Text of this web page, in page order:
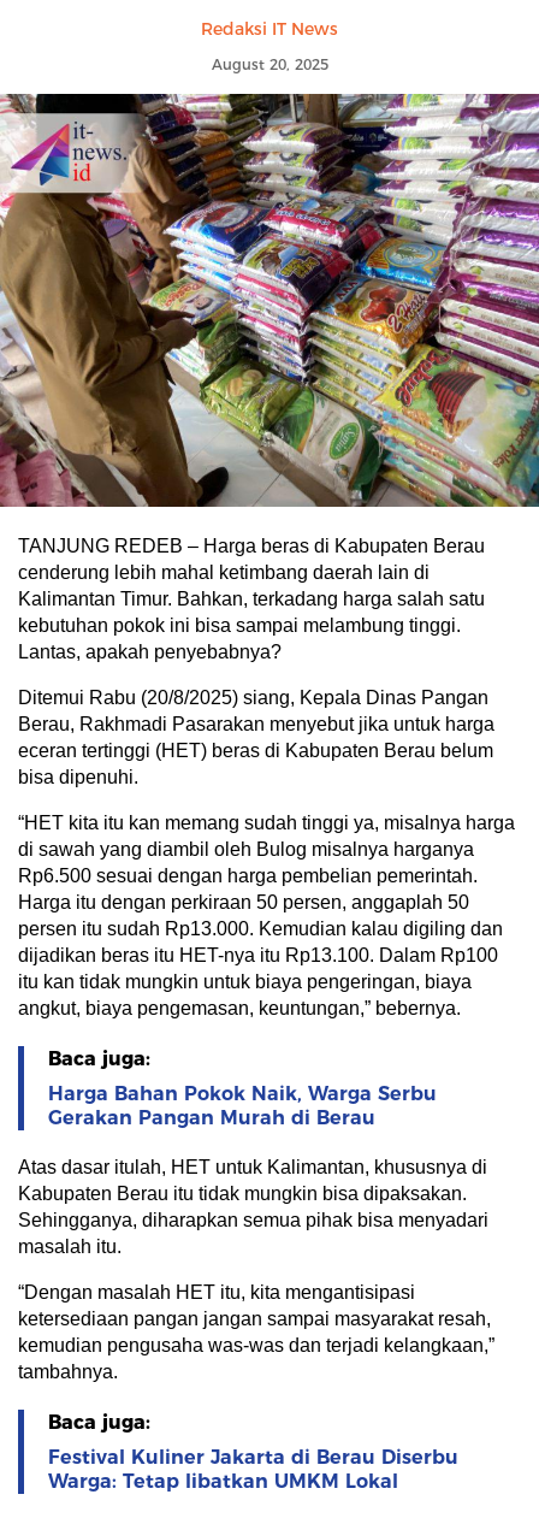
Redaksi IT News
August 20, 2025
TANJUNG REDEB – Harga beras di Kabupaten Berau
cenderung lebih mahal ketimbang daerah lain di
Kalimantan Timur. Bahkan, terkadang harga salah satu
kebutuhan pokok ini bisa sampai melambung tinggi.
Lantas, apakah penyebabnya?
Ditemui Rabu (20/8/2025) siang, Kepala Dinas Pangan
Berau, Rakhmadi Pasarakan menyebut jika untuk harga
eceran tertinggi (HET) beras di Kabupaten Berau belum
bisa dipenuhi.
“HET kita itu kan memang sudah tinggi ya, misalnya harga
di sawah yang diambil oleh Bulog misalnya harganya
Rp6.500 sesuai dengan harga pembelian pemerintah.
Harga itu dengan perkiraan 50 persen, anggaplah 50
persen itu sudah Rp13.000. Kemudian kalau digiling dan
dijadikan beras itu HET-nya itu Rp13.100. Dalam Rp100
itu kan tidak mungkin untuk biaya pengeringan, biaya
angkut, biaya pengemasan, keuntungan,” bebernya.
Baca juga:
Harga Bahan Pokok Naik, Warga Serbu
Gerakan Pangan Murah di Berau
Atas dasar itulah, HET untuk Kalimantan, khususnya di
Kabupaten Berau itu tidak mungkin bisa dipaksakan.
Sehingganya, diharapkan semua pihak bisa menyadari
masalah itu.
“Dengan masalah HET itu, kita mengantisipasi
ketersediaan pangan jangan sampai masyarakat resah,
kemudian pengusaha was-was dan terjadi kelangkaan,”
tambahnya.
Baca juga:
Festival Kuliner Jakarta di Berau Diserbu
Warga: Tetap libatkan UMKM Lokal